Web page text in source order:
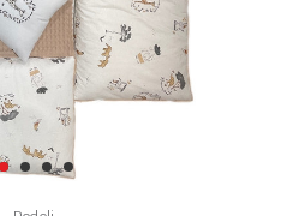
1 2 3 4